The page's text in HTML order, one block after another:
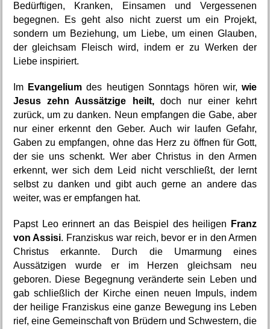
Bedürftigen, Kranken, Einsamen und Vergessenen
begegnen. Es geht also nicht zuerst um ein Projekt,
sondern um Beziehung, um Liebe, um einen Glauben,
der gleichsam Fleisch wird, indem er zu Werken der
Liebe inspiriert.
Im Evangelium des heutigen Sonntags hören wir, wie
Jesus zehn Aussätzige heilt, doch nur einer kehrt
zurück, um zu danken. Neun empfangen die Gabe, aber
nur einer erkennt den Geber. Auch wir laufen Gefahr,
Gaben zu empfangen, ohne das Herz zu öffnen für Gott,
der sie uns schenkt. Wer aber Christus in den Armen
erkennt, wer sich dem Leid nicht verschließt, der lernt
selbst zu danken und gibt auch gerne an andere das
weiter, was er empfangen hat.
Papst Leo erinnert an das Beispiel des heiligen
Franz
von Assisi. Franziskus war reich, bevor er in den Armen
Christus erkannte. Durch die Umarmung eines
Aussätzigen wurde er im Herzen gleichsam neu
geboren. Diese Begegnung veränderte sein Leben und
gab schließlich der Kirche einen neuen Impuls, indem
der heilige Franziskus eine ganze Bewegung ins Leben
rief, eine Gemeinschaft von Brüdern und Schwestern, die